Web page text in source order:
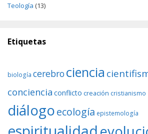
Teología (13)
Etiquetas
biología cerebro ciencia
conciencia conflicto creación cristianismo
diálogoecología epistemología